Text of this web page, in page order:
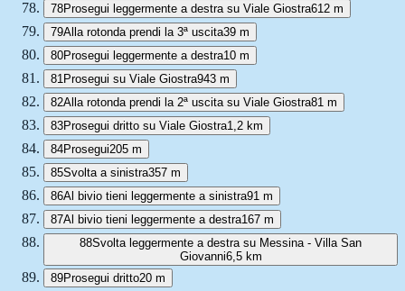
78Prosegui leggermente a destra su Viale Giostra612 m
79Alla rotonda prendi la 3ª uscita39 m
80Prosegui leggermente a destra10 m
81 Prosegui su Viale Giostra943 m
82Alla rotonda prendi la 2ª uscita su Viale Giostra81 m
83Prosegui dritto su Viale Giostra1,2 km
84Prosegui205 m
85Svolta a sinistra357 m
86Al bivio tieni leggermente a sinistra91 m
87Al bivio tieni leggermente a destra167 m
88Svolta leggermente a destra su Messina - Villa San
Giovanni6,5 km
89Prosegui dritto20 m